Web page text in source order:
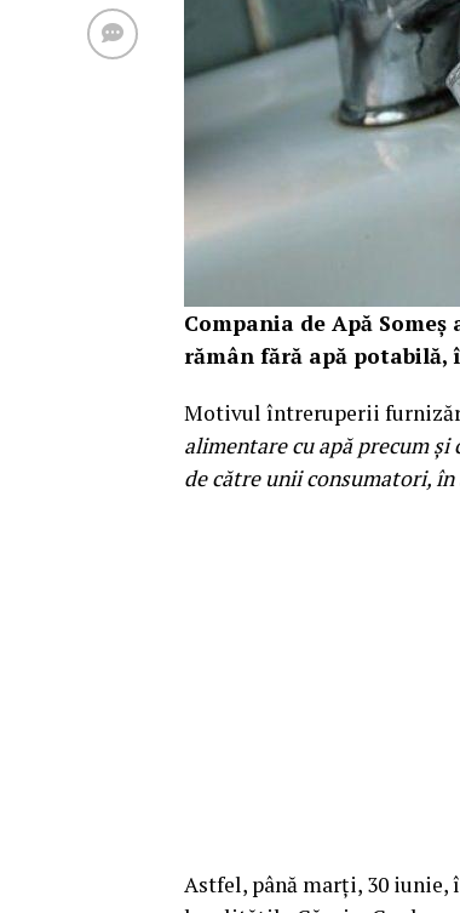
Compania de Apă
rămân fără apă potabilă,
Motivul întreruperii
alimentare cu apă precum
de către unii consumatori,
Astfel, până marți, 30 iunie,